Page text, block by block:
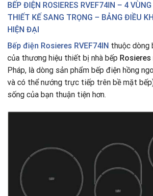
BẾP ĐIỆN ROSIERES RVEF74IN – 4
THIẾT KẾ SANG TRỌNG – BẢNG ĐIỀU
HIỆN ĐẠI
Bếp điện Rosieres RVEF74IN thuộc dòng
của thương hiệu thiết bị nhà bếp Rosieres
Pháp, là dòng sản phẩm bếp điện hồng
và có thể nướng trực tiếp trên bề mặt
sống của bạn thuận tiện hơn.